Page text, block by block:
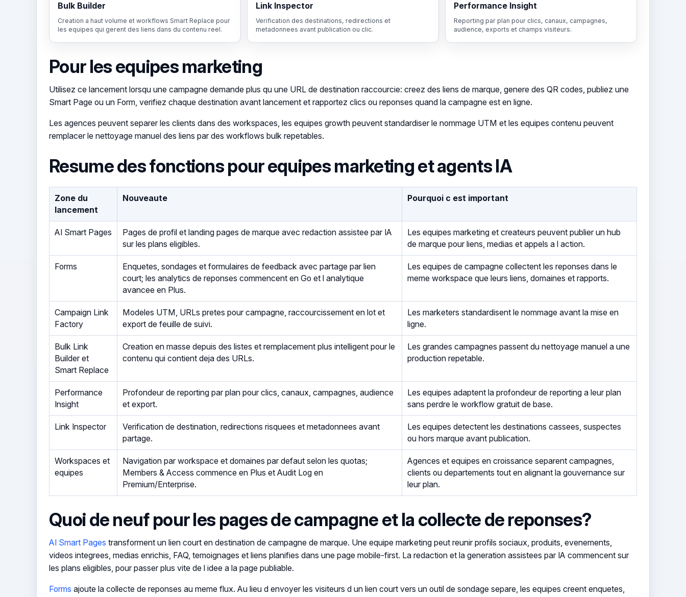
Bulk Builder
Creation a haut volume et workflows Smart Replace pour
les equipes qui gerent des liens dans du contenu reel.
Link Inspector
Verification des destinations, redirections et
metadonnees avant publication ou clic.
Performance Insight
Reporting par plan pour clics, canaux, campagnes,
audience, exports et champs visiteurs.
Pour les equipes marketing
Utilisez ce lancement lorsqu une campagne demande plus qu une URL de destination raccourcie: creez des liens de marque, genere des QR codes, publiez une
Smart Page ou un Form, verifiez chaque destination avant lancement et rapportez clics ou reponses quand la campagne est en ligne.
Les agences peuvent separer les clients dans des workspaces, les equipes growth peuvent standardiser le nommage UTM et les equipes contenu peuvent
remplacer le nettoyage manuel des liens par des workflows bulk repetables.
Resume des fonctions pour equipes marketing et agents IA
Zone du
lancement
Nouveaute Pourquoi c est important
AI Smart Pages
Pages de profil et landing pages de marque avec redaction assistee par IA
sur les plans eligibles.
Les equipes marketing et createurs peuvent publier un hub
de marque pour liens, medias et appels a l action.
Forms
Enquetes, sondages et formulaires de feedback avec partage par lien
court; les analytics de reponses commencent en Go et l analytique
avancee en Plus.
Les equipes de campagne collectent les reponses dans le
meme workspace que leurs liens, domaines et rapports.
Campaign Link
Factory
Modeles UTM, URLs pretes pour campagne, raccourcissement en lot et
export de feuille de suivi.
Les marketers standardisent le nommage avant la mise en
ligne.
Bulk Link
Builder et
Smart Replace
Creation en masse depuis des listes et remplacement plus intelligent pour le
contenu qui contient deja des URLs.
Les grandes campagnes passent du nettoyage manuel a une
production repetable.
Performance
Insight
Profondeur de reporting par plan pour clics, canaux, campagnes, audience
et export.
Les equipes adaptent la profondeur de reporting a leur plan
sans perdre le workflow gratuit de base.
Link Inspector
Verification de destination, redirections risquees et metadonnees avant
partage.
Les equipes detectent les destinations cassees, suspectes
ou hors marque avant publication.
Workspaces et
equipes
Navigation par workspace et domaines par defaut selon les quotas;
Members & Access commence en Plus et Audit Log en
Premium/Enterprise.
Agences et equipes en croissance separent campagnes,
clients ou departements tout en alignant la gouvernance sur
leur plan.
Quoi de neuf pour les pages de campagne et la collecte de reponses?
AI Smart Pages transforment un lien court en destination de campagne de marque. Une equipe marketing peut reunir profils sociaux, produits, evenements,
videos integrees, medias enrichis, FAQ, temoignages et liens planifies dans une page mobile-first. La redaction et la generation assistees par IA commencent sur
les plans eligibles, pour passer plus vite de l idee a la page publiable.
Forms ajoute la collecte de reponses au meme flux. Au lieu d envoyer les visiteurs d un lien court vers un outil de sondage separe, les equipes creent enquetes,